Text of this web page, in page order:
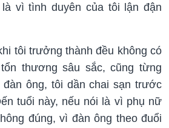
vì tình duyên của tôi lận đận
tôi trưởng thành đều không có
thương sâu sắc, cũng từng
đàn ông, tôi dần chai sạn trước
tuổi này, nếu nói là vì phụ nữ
đúng, vì đàn ông theo đuổi